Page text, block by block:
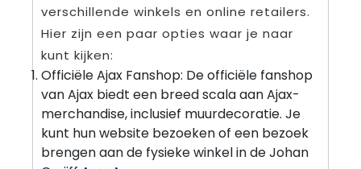
verschillende winkels en online retailers.
Hier zijn een paar opties waar je naar
kunt kijken:
Officiële Ajax Fanshop: De officiële fanshop
van Ajax biedt een breed scala aan Ajax-
merchandise, inclusief muurdecoratie. Je
kunt hun website bezoeken of een bezoek
brengen aan de fysieke winkel in de Johan